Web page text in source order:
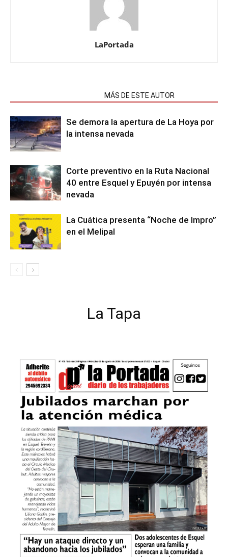
LaPortada
MÁS DE ESTE AUTOR
Se demora la apertura de La Hoya por
la intensa nevada
Corte preventivo en la Ruta Nacional
40 entre Esquel y Epuyén por intensa
nevada
La Cuática presenta “Noche de Impro”
en el Melipal
La Tapa